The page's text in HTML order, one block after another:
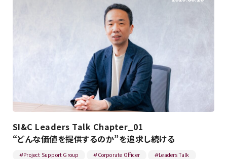
SI&C Leaders Talk Chapter_01
“どんな価値を提供するのか”を追求し続ける
#Project Support Group #Corporate Officer #Leaders Talk